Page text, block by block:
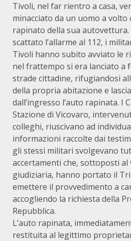
Tivoli, nel far rientro a casa,
minacciato da un uomo a volto
rapinato della sua
scattato l’allarme al 112, i
Tivoli hanno subito avviato le
nel frattempo si era lanciato a
strade cittadine, rifugiandosi
della propria abitazione e
dall’ingresso l’auto rapinata. I
Stazione di Vicovaro,
colleghi, riuscivano ad
informazioni raccolte dai
gli stessi militari svolgevano
accertamenti che, sottoposti al
giudiziaria, hanno portato il
emettere il provvedimento a
accogliendo la richiesta della
Repubblica.
L’auto rapinata,
restituita al legittimo